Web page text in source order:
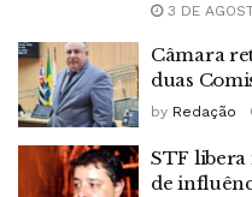
3 DE
Câmara
duas
by Redação
STF
de